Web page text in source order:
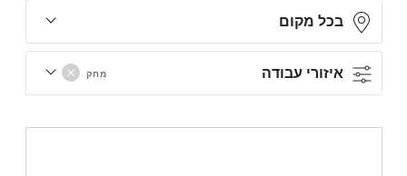
בכל מקום
איזורי עבודה מחק